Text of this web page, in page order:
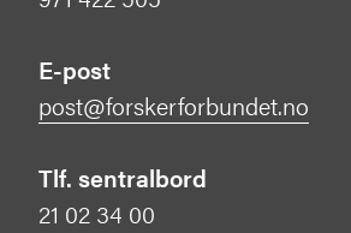
E-post
post@forskerforbundet.no
Tlf. sentralbord
21 02 34 00